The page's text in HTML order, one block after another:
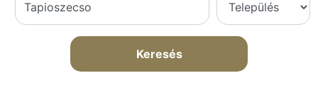
Keresés